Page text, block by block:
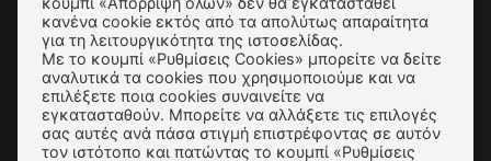
Αποστολές & Αλλαγές
Τρόποι Παραγγελίας & Πληρωμής
Όροι Χρήσης & Ασφάλεια
Πολιτική Απορρήτου
κανένα cookie εκτός από τα απολύτως απαραίτητα
για τη λειτουργικότητα της ιστοσελίδας.
Με το κουμπί «Ρυθμίσεις Cookies» μπορείτε να δείτε
αναλυτικά τα cookies που χρησιμοποιούμε και να
επιλέξετε ποια cookies συναινείτε να
εγκατασταθούν. Μπορείτε να αλλάξετε τις επιλογές
σας αυτές ανά πάσα στιγμή επιστρέφοντας σε αυτόν
τον ιστότοπο και πατώντας το κουμπί «Ρυθμίσεις